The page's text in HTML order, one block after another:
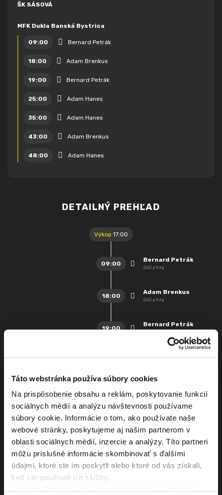
Táto webstránka používa súbory cookies
Na prispôsobenie obsahu a reklám, poskytovanie funkcií
sociálnych médií a analýzu návštevnosti používame
súbory cookie. Informácie o tom, ako používate naše
webové stránky, poskytujeme aj našim partnerom v
oblasti sociálnych médií, inzercie a analýzy. Títo partneri
môžu príslušné informácie skombinovať s ďalšími
údajmi, ktoré ste im poskytli alebo ktoré od vás získali,
keď ste používali ich služby.
ŠK SÁSOVÁ
MFK Dukla Banská Bystrica
09:00 Bernard Petrák
18:00 Adam Brenkus
19:00 Bernard Petrák
25:00 Adam Hanes
35:00 Adam Hanes
43:00 Adam Brenkus
48:00 Adam Hanes
DETAILNÝ PREHĽAD
Výkop 17:00
09:00
Bernard Petrák
Gól z hry
18:00
Adam Brenkus
Gól z hry
19:00
Bernard Petrák
Adam Hanes
35:00
Gól z hry
Adam Brenkus
Gól z hry
1. polčas 17:45 - 18:00
46:00
Lukáš Pšida
Turčan